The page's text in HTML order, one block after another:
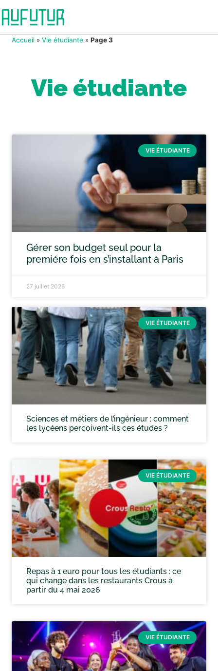
Accueil » Vie étudiante » Page 3
Vie étudiante
VIE ÉTUDIANTE
Gérer son budget seul pour la
première fois en s’installant à Paris
27 juillet 2026
VIE ÉTUDIANTE
Sciences et métiers de l’ingénieur : comment
les lycéens perçoivent-ils ces études ?
VIE ÉTUDIANTE
Repas à 1 euro pour tous les étudiants : ce
qui change dans les restaurants Crous à
partir du 4 mai 2026
VIE ÉTUDIANTE